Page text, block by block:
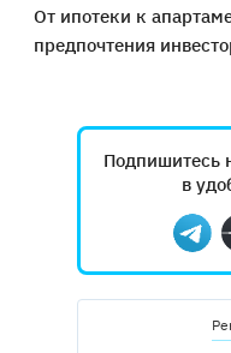
От ипотеки к
предпочтения
Подпишитесь
в